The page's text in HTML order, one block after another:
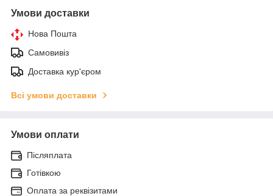
Умови доставки
Нова Пошта
Самовивіз
Доставка кур'єром
Всі умови доставки
Умови оплати
Післяплата
Готівкою
Оплата за реквізитами